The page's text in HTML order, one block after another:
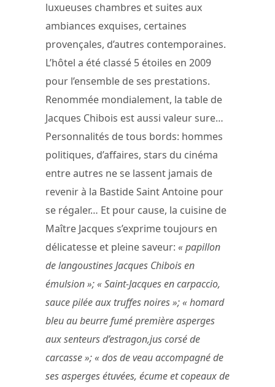
luxueuses chambres et suites aux
ambiances exquises, certaines
provençales, d’autres contemporaines.
L’hôtel a été classé 5 étoiles en 2009
pour l’ensemble de ses prestations.
Renommée mondialement, la table de
Jacques Chibois est aussi valeur sure…
Personnalités de tous bords: hommes
politiques, d’affaires, stars du cinéma
entre autres ne se lassent jamais de
revenir à la Bastide Saint Antoine pour
se régaler… Et pour cause, la cuisine de
Maître Jacques s’exprime toujours en
délicatesse et pleine saveur: « papillon
de langoustines Jacques Chibois en
émulsion »; « Saint-Jacques en carpaccio,
sauce pilée aux truffes noires »; « homard
bleu au beurre fumé première asperges
aux senteurs d’estragon,jus corsé de
carcasse »; « dos de veau accompagné de
ses asperges étuvées, écume et copeaux de